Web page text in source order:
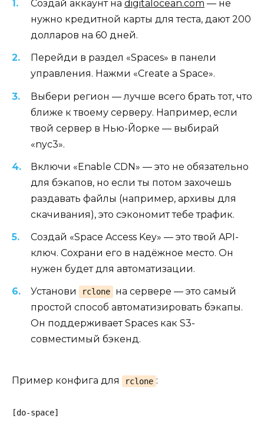
Создай аккаунт на digitalocean.com — не
нужно кредитной карты для теста, дают 200
долларов на 60 дней.
Перейди в раздел «Spaces» в панели
управления. Нажми «Create a Space».
Выбери регион — лучше всего брать тот, что
ближе к твоему серверу. Например, если
твой сервер в Нью-Йорке — выбирай
«nyc3».
Включи «Enable CDN» — это не обязательно
для бэкапов, но если ты потом захочешь
раздавать файлы (например, архивы для
скачивания), это сэкономит тебе трафик.
Создай «Space Access Key» — это твой API-
ключ. Сохрани его в надёжное место. Он
нужен будет для автоматизации.
Установи rclone
на сервере — это самый
простой способ автоматизировать бэкапы.
Он поддерживает Spaces как S3-
совместимый бэкенд.
Пример конфига для rclone :
[do-space]